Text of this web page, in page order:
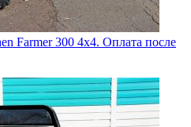
Farmer 300 4х4. Оплата после